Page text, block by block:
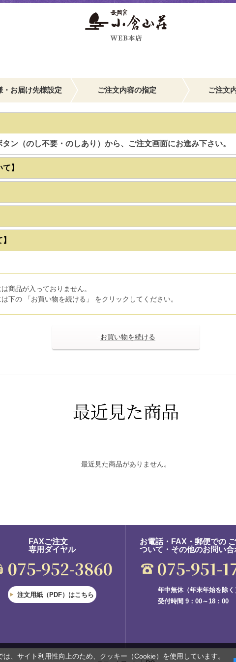
・お届け先様設定 ご注文内容の指定 ご注文
ン（のし不要・のしあり）から、ご注文画面にお進み下さい。
】
商品が入っておりません。
下の 「お買い物を続ける」 をクリックしてください。
最近見た商品
最近見た商品がありません。
FAXご注文
専用ダイヤル
075-952-3860
注文用紙（PDF）はこちら
お電話・FAX・郵便での
ついて・その他のお問い合
075-951-
年中無休（年末年始を除く
受付時間 9：00～18：00
は、サイト利用性向上のため、クッキー（Cookie）を使用しています。